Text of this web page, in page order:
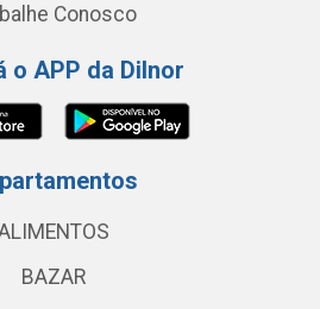
Conosco
o APP da Dilnor
BAZAR